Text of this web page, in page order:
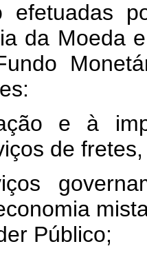
efetuadas
da Moeda
e à
de
Público;